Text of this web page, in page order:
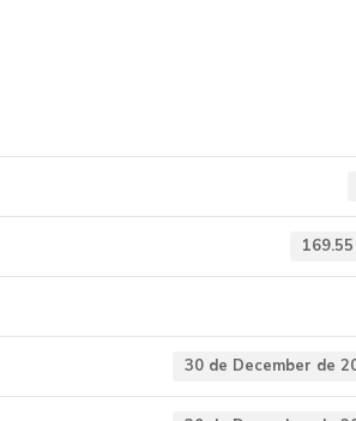
169.55
30 de December de